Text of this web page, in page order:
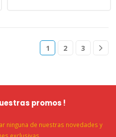
1 2 3
promos !
ninguna de nuestras novedades y